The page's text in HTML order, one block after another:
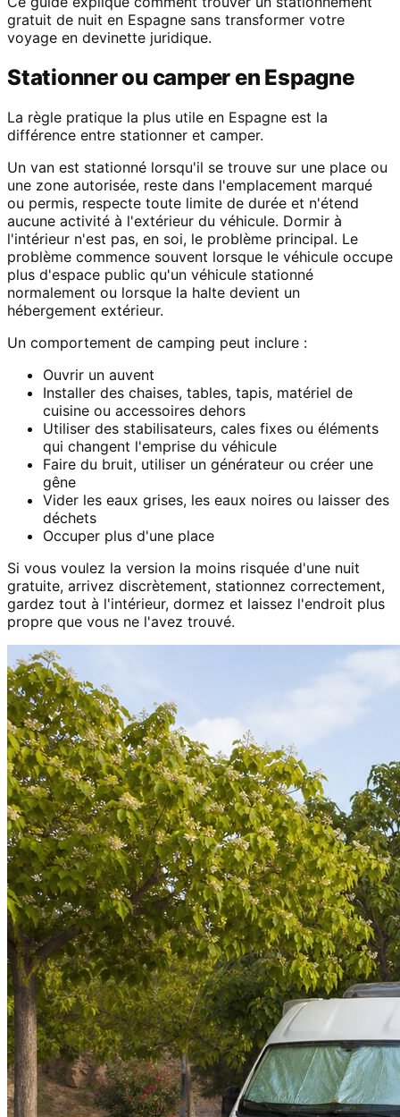
gratuit de nuit en Espagne sans transformer votre
voyage en devinette juridique.
Stationner ou camper en Espagne
La règle pratique la plus utile en Espagne est la
différence entre stationner et camper.
Un van est stationné lorsqu'il se trouve sur une place ou
une zone autorisée, reste dans l'emplacement marqué
ou permis, respecte toute limite de durée et n'étend
aucune activité à l'extérieur du véhicule. Dormir à
l'intérieur n'est pas, en soi, le problème principal. Le
problème commence souvent lorsque le véhicule occupe
plus d'espace public qu'un véhicule stationné
normalement ou lorsque la halte devient un
hébergement extérieur.
Un comportement de camping peut inclure :
Ouvrir un auvent
Installer des chaises, tables, tapis, matériel de
cuisine ou accessoires dehors
Utiliser des stabilisateurs, cales fixes ou éléments
qui changent l'emprise du véhicule
Faire du bruit, utiliser un générateur ou créer une
gêne
Vider les eaux grises, les eaux noires ou laisser des
déchets
Occuper plus d'une place
Si vous voulez la version la moins risquée d'une nuit
gratuite, arrivez discrètement, stationnez correctement,
gardez tout à l'intérieur, dormez et laissez l'endroit plus
propre que vous ne l'avez trouvé.